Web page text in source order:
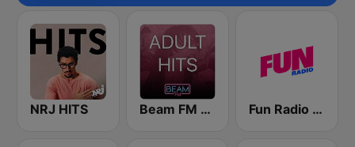
NRJ HITS Beam FM - Adult Hits Fun Radio FRANCE